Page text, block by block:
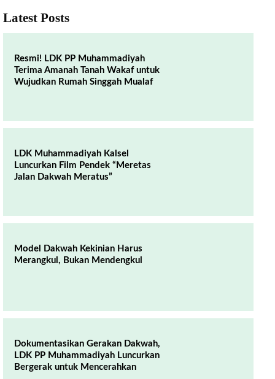
Latest Posts
Resmi! LDK PP Muhammadiyah
Terima Amanah Tanah Wakaf untuk
Wujudkan Rumah Singgah Mualaf
LDK Muhammadiyah Kalsel
Luncurkan Film Pendek “Meretas
Jalan Dakwah Meratus”
Model Dakwah Kekinian Harus
Merangkul, Bukan Mendengkul
Dokumentasikan Gerakan Dakwah,
LDK PP Muhammadiyah Luncurkan
Bergerak untuk Mencerahkan